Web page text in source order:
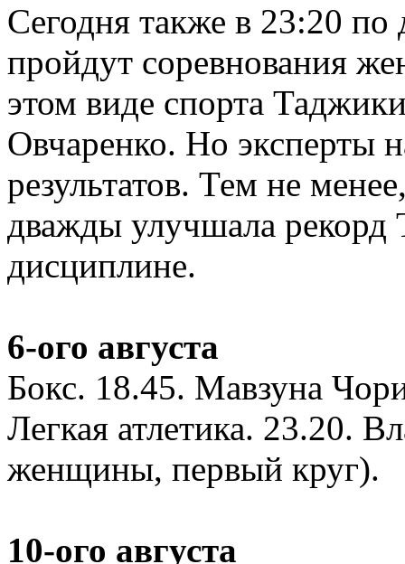
Сегодня также в 23:20
пройдут соревнования
этом виде спорта
Овчаренко. Но эксперты
результатов. Тем не
дважды улучшала рекорд
дисциплине.
6-ого августа
Бокс. 18.45. Мавзуна
Легкая атлетика. 23.20.
женщины, первый круг).
10-ого августа